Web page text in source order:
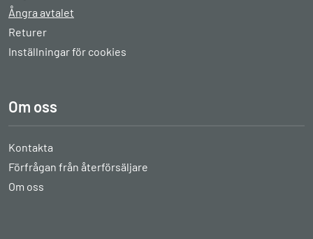
Ångra avtalet
Returer
Inställningar för cookies
Om oss
Kontakta
Förfrågan från återförsäljare
Om oss